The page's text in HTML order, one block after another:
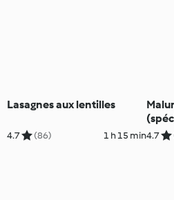
Lasagnes aux lentilles
4.7 (86) 1 h 15 minde
4.7